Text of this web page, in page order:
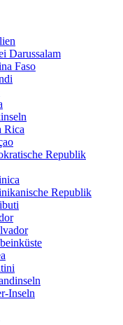
Darussalam
Faso
Rica
Republik
Republik
Inseln